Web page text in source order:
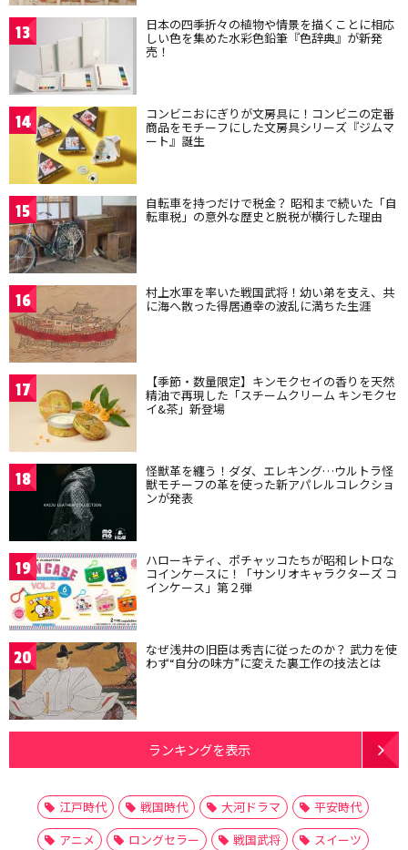
13 日本の四季折々の植物や情景を描くことに相応
しい色を集めた水彩色鉛筆『色辞典』が新発
売！
14 コンビニおにぎりが文房具に！コンビニの定番
商品をモチーフにした文房具シリーズ『ジムマ
ート』誕生
15 自転車を持つだけで税金？ 昭和まで続いた「自
転車税」の意外な歴史と脱税が横行した理由
16 村上水軍を率いた戦国武将！幼い弟を支え、共
に海へ散った得居通幸の波乱に満ちた生涯
17 【季節・数量限定】キンモクセイの香りを天然
精油で再現した「スチームクリーム キンモクセ
イ&茶」新登場
18 怪獣革を纏う！ダダ、エレキング…ウルトラ怪
獣モチーフの革を使った新アパレルコレクショ
ンが発表
19 ハローキティ、ポチャッコたちが昭和レトロな
コインケースに！「サンリオキャラクターズ コ
インケース」第２弾
20 なぜ浅井の旧臣は秀吉に従ったのか？ 武力を使
わず“自分の味方”に変えた裏工作の技法とは
ランキングを表示
江戸時代 戦国時代 大河ドラマ
平安時代
アニメ
ロングセラー 戦国武将
スイーツ